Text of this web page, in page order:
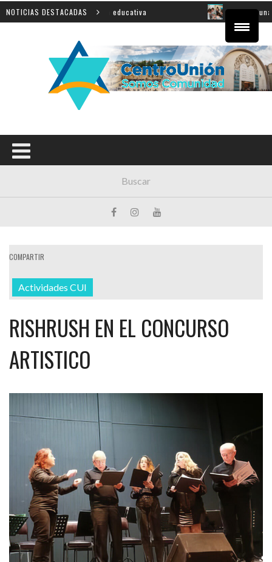
NOTICIAS DESTACADAS
sobre innovación educativa Shahak: una
COMPARTIR
Actividades CUI
RISHRUSH EN EL CONCURSO
ARTISTICO